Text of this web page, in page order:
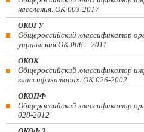
населения. ОК 003-2017
ОКОГУ
Общероссийский классификатор
управления ОК 006 – 2011
ОКОК
Общероссийский классификатор
классификаторах. ОК 026-2002
ОКОПФ
Общероссийский классификатор
028-2012